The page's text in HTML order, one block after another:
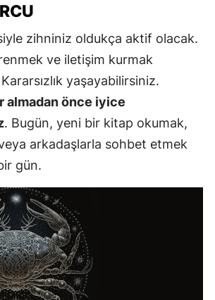
zihniniz oldukça aktif olacak.
ve iletişim kurmak
yaşayabilirsiniz.
almadan önce iyice
. Bugün, yeni bir kitap okumak,
arkadaşlarla sohbet etmek
gün.